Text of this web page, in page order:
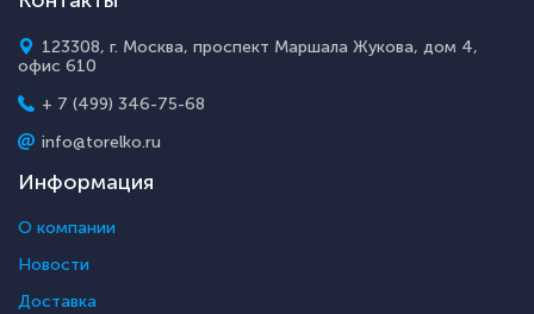
123308, г. Москва, проспект Маршала Жукова, дом 4,
офис 610
+ 7 (499) 346-75-68
info@torelko.ru
Информация
О компании
Новости
Доставка